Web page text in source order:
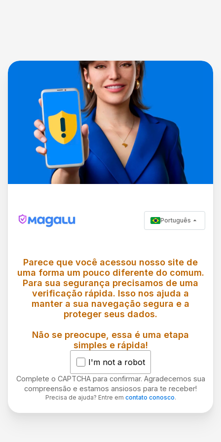
Português
Parece que você acessou nosso site de
uma forma um pouco diferente do comum.
Para sua segurança precisamos de uma
verificação rápida. Isso nos ajuda a
manter a sua navegação segura e a
proteger seus dados.
Não se preocupe, essa é uma etapa
simples e rápida!
I'm not a robot
Complete o CAPTCHA para confirmar. Agradecemos sua
compreensão e estamos ansiosos para te receber!
Precisa de ajuda? Entre em contato conosco.